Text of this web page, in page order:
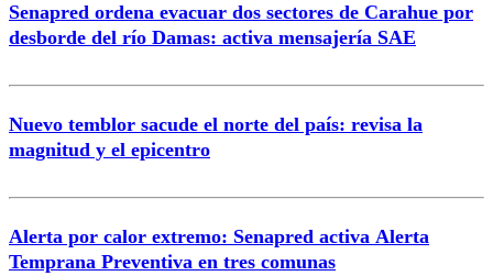
Correo
Senapred ordena evacuar dos sectores de Carahue por
desborde del río Damas: activa mensajería SAE
Nuevo temblor sacude el norte del país: revisa la
magnitud y el epicentro
Alerta por calor extremo: Senapred activa Alerta
Temprana Preventiva en tres comunas